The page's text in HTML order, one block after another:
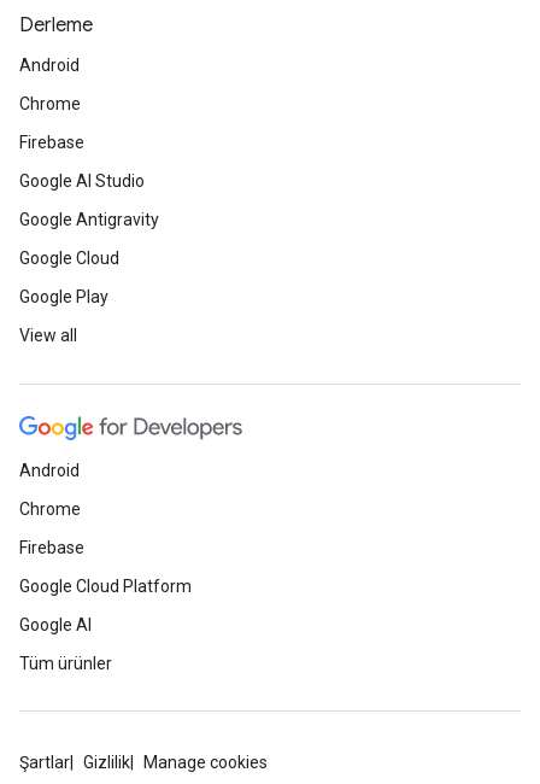
Derleme
Android
Chrome
Firebase
Google AI Studio
Google Antigravity
Google Cloud
Google Play
View all
Android
Chrome
Firebase
Google Cloud Platform
Google AI
Tüm ürünler
Şartlar Gizlilik Manage cookies